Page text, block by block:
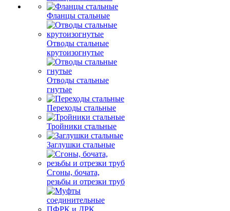
Фланцы стальные
Отводы стальные
крутоизогнутые
Отводы стальные
гнутые
Переходы стальные
Тройники стальные
Заглушки стальные
Сгоны, бочата,
резьбы и отрезки труб